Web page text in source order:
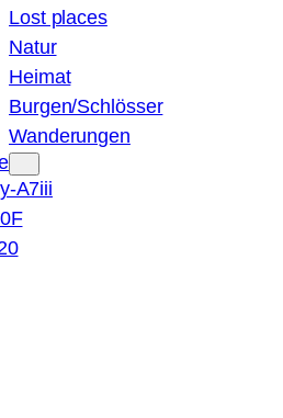
Lost places
Natur
Heimat
Burgen/Schlösser
Wanderungen
A7iii